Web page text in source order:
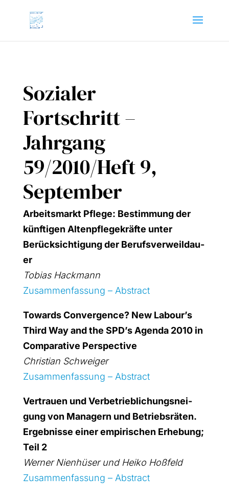
Sozialer
Fortschritt –
Jahrgang
59/2010/Heft 9,
September
Arbeits­markt Pfle­ge: Bestim­mung der
künf­ti­gen Alten­pfle­ge­kräf­te unter
Berück­sich­ti­gung der Berufs­ver­weil­dau­
er
Tobi­as Hack­mann
Zusam­men­fas­sung – Abs­tract
Towards Con­ver­gence? New Labour’s
Third Way and the SPD’s Agen­da 2010 in
Com­pa­ra­ti­ve Per­spec­ti­ve
Chris­ti­an Schwei­ger
Zusam­men­fas­sung – Abs­tract
Ver­trau­en und Ver­be­trieb­li­chungs­nei­
gung von Mana­gern und Betriebs­rä­ten.
Ergeb­nis­se einer empi­ri­schen Erhe­bung;
Teil 2
Wer­ner Nien­hü­ser und Hei­ko Hoß­feld
Zusam­men­fas­sung – Abs­tract